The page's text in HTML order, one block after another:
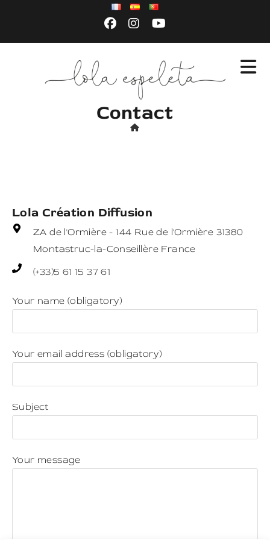
Contact
Lola Création Diffusion
ZA de l'Ormière - 144 Rue de l'Ormière 31380
Montastruc-la-Conseillère France
(+33)5 61 15 37 61
Your name (obligatory)
Your email address (obligatory)
Subject
Your message